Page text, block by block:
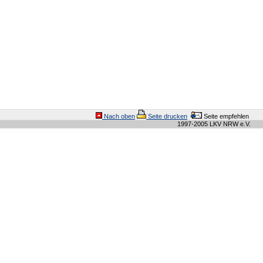
Nach oben Seite drucken
Seite empfehlen
1997-2005 LKV NRW e.V.